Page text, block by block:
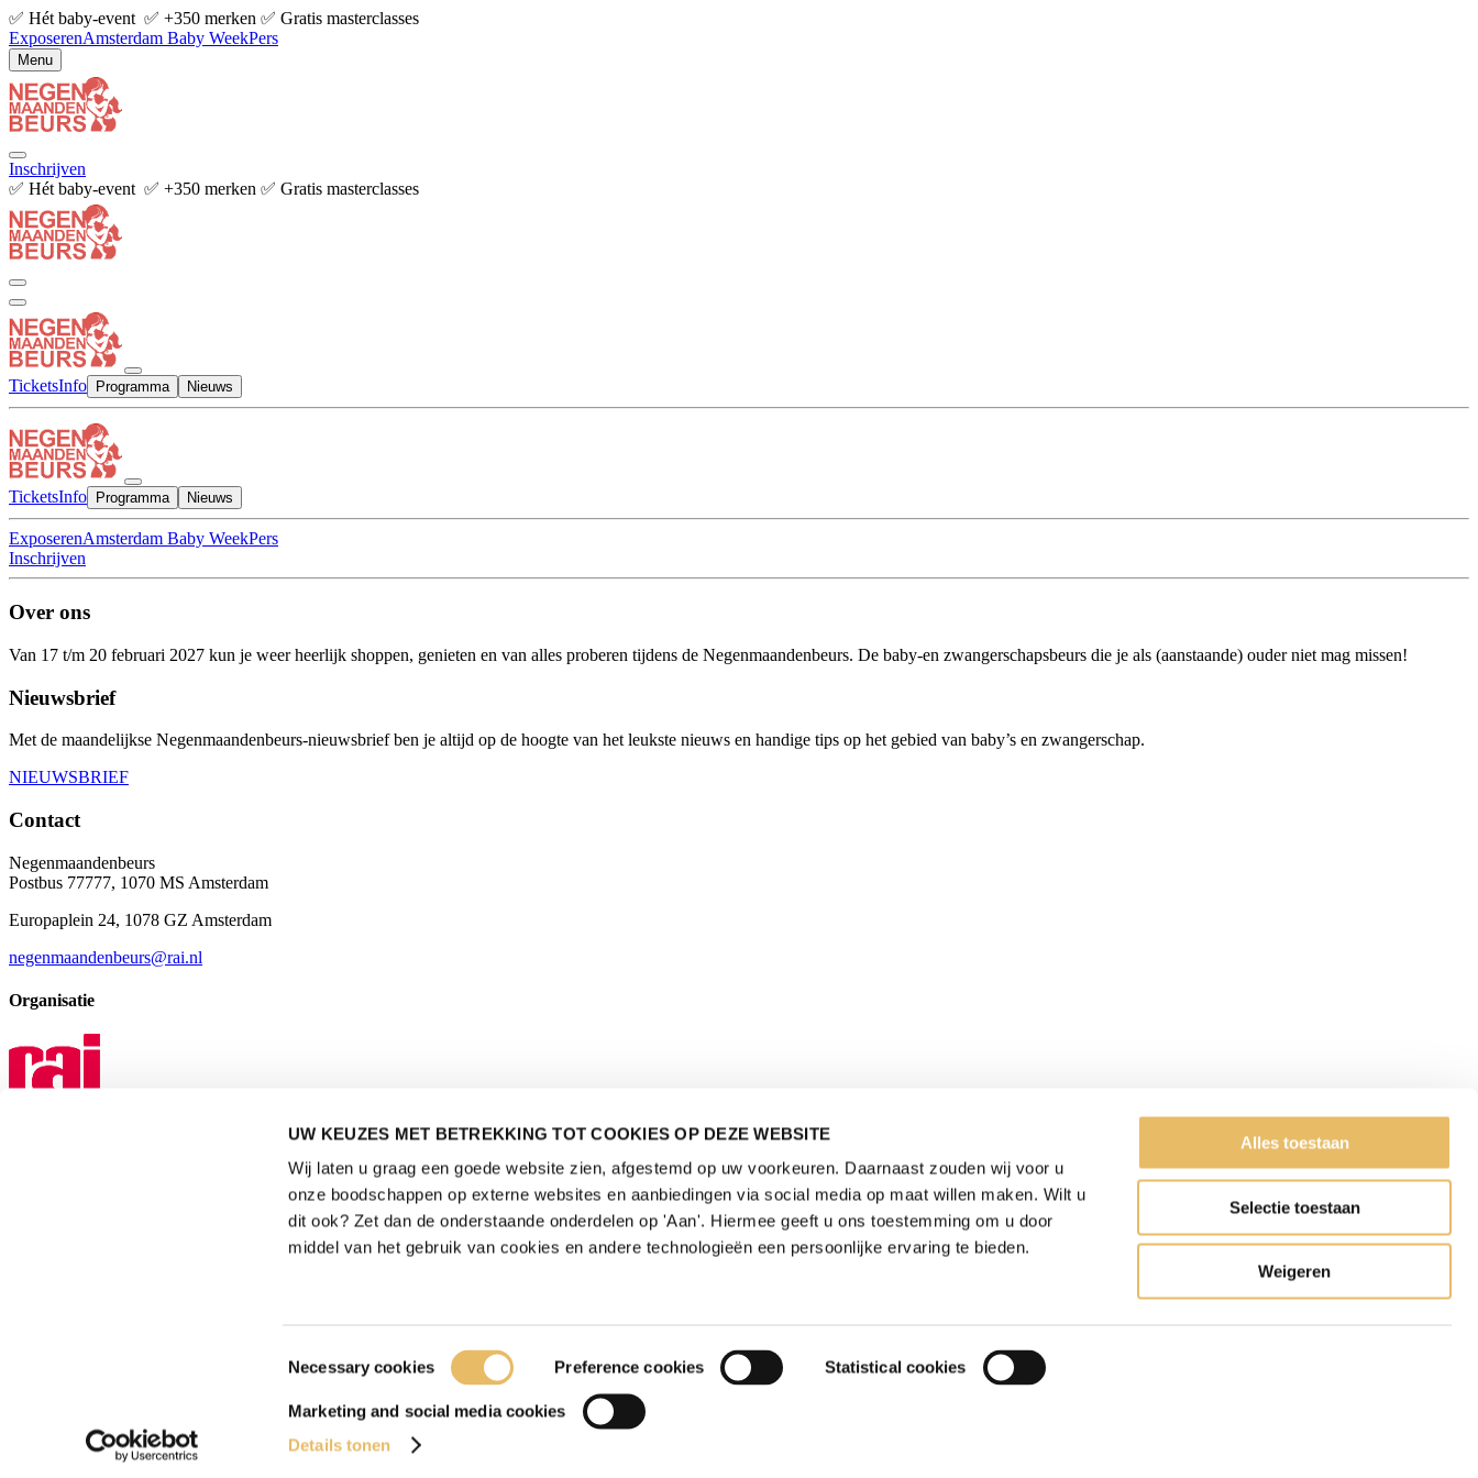
UW KEUZES MET BETREKKING TOT COOKIES OP DEZE WEBSITE
Wij laten u graag een goede website zien, afgestemd op uw voorkeuren. Daarnaast zouden wij voor u
onze boodschappen op externe websites en aanbiedingen via social media op maat willen maken. Wilt u
dit ook? Zet dan de onderstaande onderdelen op 'Aan'. Hiermee geeft u ons toestemming om u door
middel van het gebruik van cookies en andere technologieën een persoonlijke ervaring te bieden.
Necessary cookies Preference cookies Statistical cookies
Marketing and social media cookies
Details tonen
Alles toestaan
Selectie toestaan
Weigeren
✅ Hét baby-event ✅ +350 merken ✅ Gratis masterclasses
ExposerenAmsterdam Baby WeekPers
Menu
Inschrijven
✅ Hét baby-event ✅ +350 merken ✅ Gratis masterclasses
TicketsInfo Programma Nieuws
TicketsInfo Programma Nieuws
ExposerenAmsterdam Baby WeekPers
Inschrijven
Over ons
Van 17 t/m 20 februari 2027 kun je weer heerlijk shoppen, genieten en van alles proberen tijdens de Negenmaandenbeurs. De baby-en zwangerschapsbeurs die je als (aanstaande) ouder niet mag missen!
Nieuwsbrief
Met de maandelijkse Negenmaandenbeurs-nieuwsbrief ben je altijd op de hoogte van het leukste nieuws en handige tips op het gebied van baby’s en zwangerschap.
NIEUWSBRIEF
Contact
Negenmaandenbeurs
Postbus 77777, 1070 MS Amsterdam
Europaplein 24, 1078 GZ Amsterdam
negenmaandenbeurs@rai.nl
Organisatie
Bezoekersvoorwaarden
© Copyright